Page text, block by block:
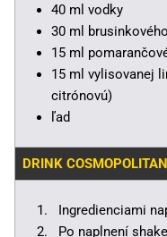
40 ml vodky
30 ml
15 ml
15 ml vylisovanej
citrónovú)
ľad
DRINK
Ingredienciami
Po naplnení